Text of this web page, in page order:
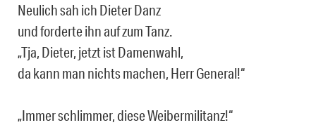
Neulich sah ich Dieter Danz
und forderte ihn auf zum Tanz.
„Tja, Dieter, jetzt ist Damenwahl,
da kann man nichts machen, Herr General!“
„Immer schlimmer, diese Weibermilitanz!“